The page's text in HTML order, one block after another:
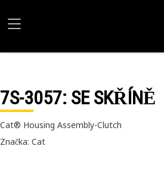
7S-3057: SE SKŘÍNĚ
Cat® Housing Assembly-Clutch
Značka: Cat